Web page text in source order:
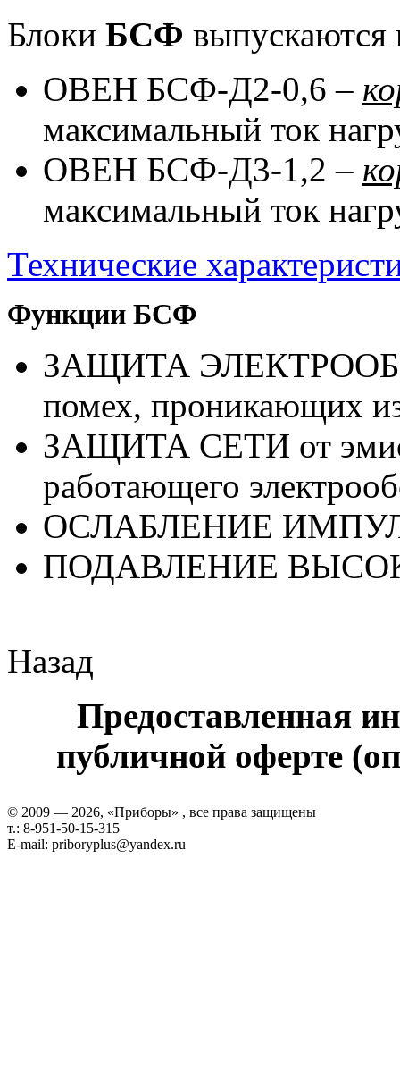
Блоки БСФ
ОВЕН БСФ-Д2-0,6 –
максимальный ток
ОВЕН БСФ-Д3-1,2 –
максимальный ток
Технические
Функции БСФ
ЗАЩИТА
помех, проникающих
ЗАЩИТА СЕТИ от
работающего
ОСЛАБЛЕНИЕ
ПОДАВЛЕНИЕ
Назад
Предоставленная
публичной оферте
© 2009 — 2026, «Приборы» , все права защищены
т.: 8-951-50-15-315
E-mail: priboryplus@yandex.ru